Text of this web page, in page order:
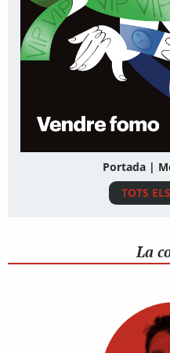
Portada |
TOTS
La